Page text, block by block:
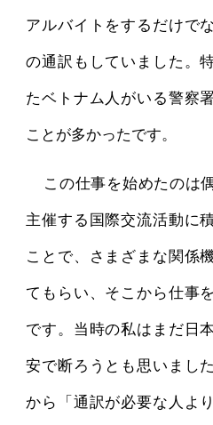
アルバイトをするだけで
の通訳もしていました。
たベトナム人がいる警察
ことが多かったです。
この仕事を始めたのは
主催する国際交流活動に
ことで、さまざまな関係
てもらい、そこから仕事
です。当時の私はまだ日
安で断ろうとも思いまし
から「通訳が必要な人よ